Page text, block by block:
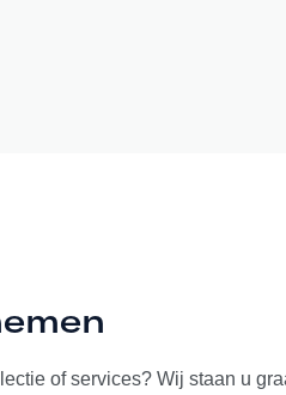
of services? Wij staan u